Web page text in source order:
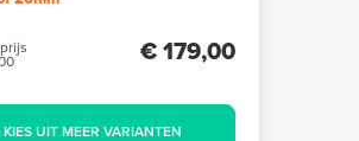
€ 179,00
KIES UIT MEER VARIANTEN